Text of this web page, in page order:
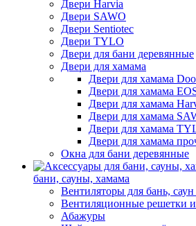
Двери Harvia
Двери SAWO
Двери Sentiotec
Двери TYLO
Двери для бани деревянные
Двери для хамама
Двери для хамама
Двери для хамама
Двери для хамама
Двери для хамама
Двери для хамама
Двери для хамама
Окна для бани деревянные
бани, сауны, хамама
Вентиляторы для бань,
Вентиляционные решетки
Абажуры